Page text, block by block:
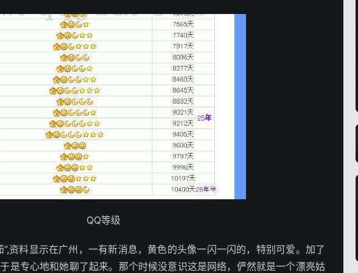
QQ等级
资料显示在广州，一有新消息，黄色的头像一闪一闪的，特别可爱。加了
是专心地和她聊了起来。那个时候没意识这是网络，俨然就是一个漂亮姑